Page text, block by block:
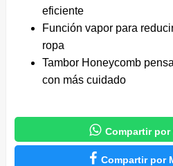
eficiente
Función vapor para
ropa
Tambor Honeycomb
con más cuidado
 Compartir por
 Compartir por